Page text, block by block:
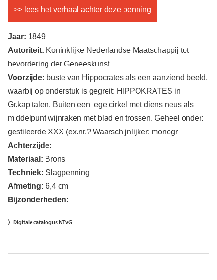
>> lees het verhaal achter deze penning
Jaar: 1849
Autoriteit: Koninklijke Nederlandse Maatschappij tot
bevordering der Geneeskunst
Voorzijde: buste van Hippocrates als een aanziend beeld,
waarbij op onderstuk is gegreit: HIPPOKRATES in
Gr.kapitalen. Buiten een lege cirkel met diens neus als
middelpunt wijnraken met blad en trossen. Geheel onder:
gestileerde XXX (ex.nr.? Waarschijnlijker: monogr
Achterzijde:
Materiaal: Brons
Techniek: Slagpenning
Afmeting: 6,4 cm
Bijzonderheden:
Digitale catalogus NTvG